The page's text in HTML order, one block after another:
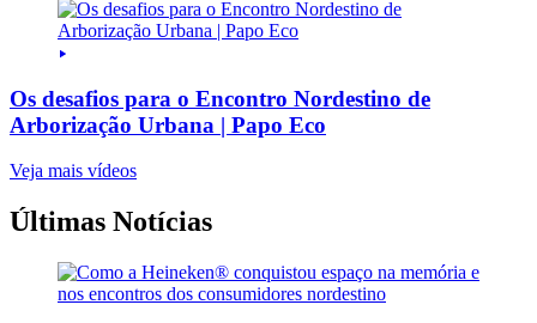
Os desafios para o Encontro Nordestino de
Arborização Urbana | Papo Eco
Veja mais vídeos
Últimas Notícias